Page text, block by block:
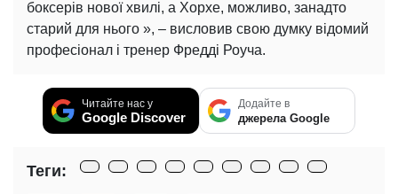
боксерів нової хвилі, а Хорхе, можливо, занадто
старий для нього », – висловив свою думку відомий
професіонал і тренер Фредді Роуча.
Читайте нас у
Google Discover
Додайте в
джерела Google
Теги: